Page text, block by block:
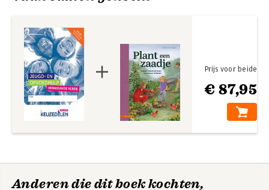
€ 87,95
Prijs voor beide
Anderen die dit boek kochten,